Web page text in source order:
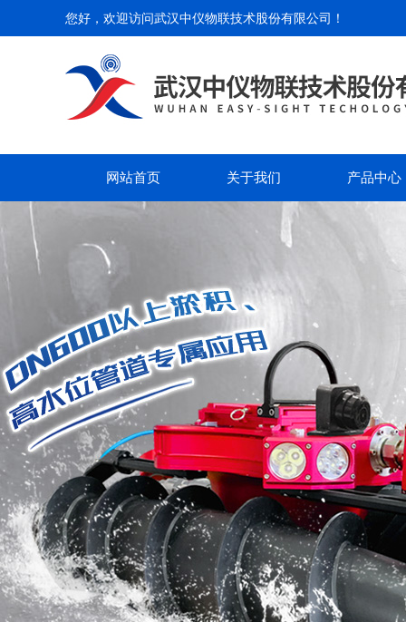
您好，欢迎访问武汉中仪物联技术股份有限公司 ！
网站首页 关于我们 产品中心